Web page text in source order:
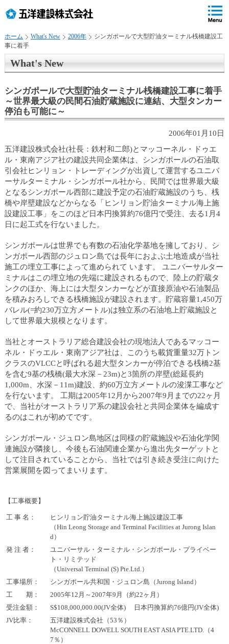
ー
の
先
ー
内
移
リ
ン
ク
サ
イ
ト
共
通
メ
ニ
ー
へ
移
動
し
ま
ヘ
ダ
ー
メ
ニ
ュ
ー
へ
移
し
ま
す
カ
通
ュ
移
動
し
ま
の
ジ
ホーム What's New 2006年
シンガポールで大型貯油ターミナル桟橋建設工
事に着手
ペ
で
What's New
シンガポールで大型貯油ターミナル桟橋建設工事に着手
～世界最大級の民間石油貯蔵施設に連結、大型タンカー
停泊も可能に～
2006年01月10日
五洋建設株式会社(社長：鉄村和二郎)とマッコーネル・ドゥエ
ル・東南アジア社の建設共同企業体は、シンガポールの石油取
引会社ヒンリョン・トレーディングが出資して運営するユニバ
ーサルターミナル・シンガポール社から、民間では世界最大級
となるシンガポール西部に建設予定の石油貯蔵施設のうち、桟
橋や岸壁建設などからなる「ヒンリョン貯油ターミナル海上施
設建設工事」をこのほど日本円換算約76億円で受注、去る1月4
日に起工式を行ないました。
シンガポールは世界でも有数の石油化学基地を擁しており、シ
ンガポール西部のジュロン島では長年におよぶ土地造成が当社
施工の埋立工事によって進められて います。 ユニバーサルター
ミナルはこの埋立地の先端に建設されるもので、陸上の貯蔵タ
ンクのほか、海上には大型タンカーなどが直接原油や石油製品
を積みおろしできる桟橋施設が建設されます。貯蔵容量1,450万
バレル(=約230万立方メートル)は独立系の石油地上貯蔵施設と
して世界最大規模となります。
当社とオーストラリア総合建設会社の現地法人であるマッコー
ネル・ドゥエル・東南アジア社は、このうち載貨重量32万トン
クラスのVLCCと呼ばれる超大型タンカーが停泊できる桟橋2基
を含む9基の桟橋(最大水深－23m)と3箇所の岸壁(総延長約
1,000m、水深－11m)建設、約60万立方メートルの浚渫工事など
を行ないます。 工期は2005年12月から2007年9月までの22ヶ月
で、当社がオーストラリア系の建設会社と共同企業体を編成す
るのはこれが初めてです。
シンガポール・ジュロン島地区は同様の貯蔵施設や石油化学関
連施設が隣接し、今後も石油関連企業から進出先ターゲットと
して注目されていることから、当社では引き続き受注に向けた
営業展開を図ってまいります。
【工事概要】
工 事 名：
ヒンリョン貯油ターミナル海上施設建設工事
（Hin Leong Storage and Terminal Facilities at Jurong Islan
d）
発 注 者：
ユニバーサル・ターミナル・シンガポール・プライベー
ト・リミテッド
（Universal Terminal (S) Pte.Ltd.）
工事場所：
シンガポール共和国・ジュロン島（Jurong Island）
工 期：
2005年12月～2007年9月（約22ヶ月）
受注金額：
S$108,000,000.00(JV全体) 日本円換算約76億円(JV全体)
JV比率：
五洋建設株式会社（53％）
McCONNELL DOWELL SOUTH EAST ASIA PTE.LTD.（4
7％）
ー
の
終
す
ー
の
先
る